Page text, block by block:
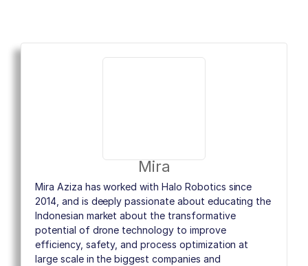
Mira
Mira Aziza has worked with Halo Robotics since
2014, and is deeply passionate about educating the
Indonesian market about the transformative
potential of drone technology to improve
efficiency, safety, and process optimization at
large scale in the biggest companies and